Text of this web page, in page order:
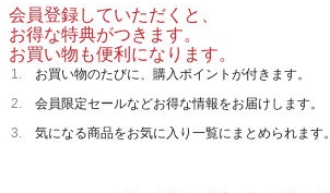
会員登録していただくと、
お得な特典がつきます。
お買い物も便利になります。
お買い物のたびに、購入ポイントが付きます。
会員限定セールなどお得な情報をお届けします。
気になる商品をお気に入り一覧にまとめられます。